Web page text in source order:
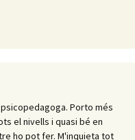
Porto més
el nivells i quasi bé en
ho pot fer. M'inquieta tot